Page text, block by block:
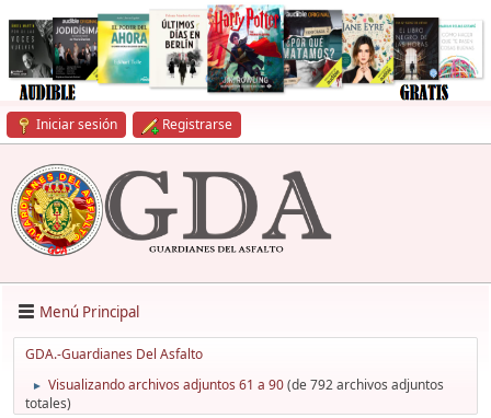
Iniciar sesión Registrarse
Menú Principal
GDA.-Guardianes Del Asfalto
► Visualizando archivos adjuntos 61 a 90(de 792 archivos adjuntos
totales)